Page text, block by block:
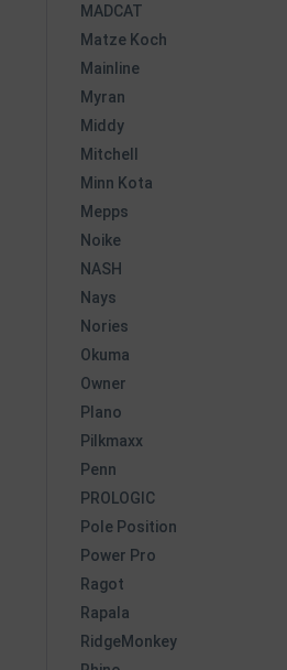
MADCAT
Matze Koch
Mainline
Myran
Middy
Mitchell
Minn Kota
Mepps
Noike
NASH
Nays
Nories
Okuma
Owner
Plano
Pilkmaxx
Penn
PROLOGIC
Pole Position
Power Pro
Ragot
Rapala
RidgeMonkey